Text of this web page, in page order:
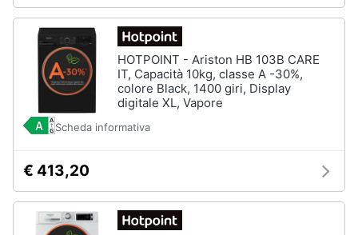
HOTPOINT - Ariston HB 103B CARE
IT, Capacità 10kg, classe A -30%,
colore Black, 1400 giri, Display
digitale XL, Vapore
Scheda informativa
€ 413,20